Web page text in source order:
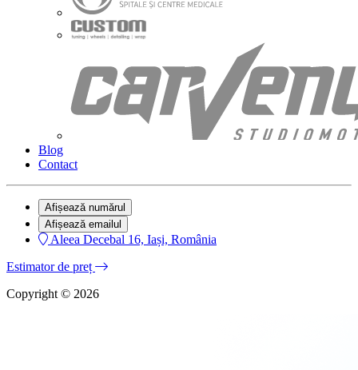
Blog
Contact
Afișează numărul
Afișează emailul
Aleea Decebal 16, Iași, România
Estimator de preț
Copyright © 2026